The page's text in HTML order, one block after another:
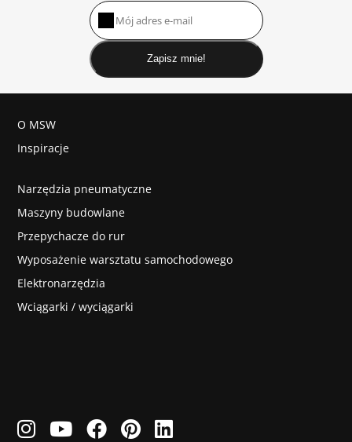
Zapisz mnie!
O MSW
Inspiracje
Narzędzia pneumatyczne
Maszyny budowlane
Przepychacze do rur
Wyposażenie warsztatu samochodowego
Elektronarzędzia
Wciągarki / wyciągarki